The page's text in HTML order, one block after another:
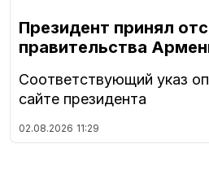
Президент принял
правительства
Соответствующий указ
сайте президента
02.08.2026 11:29